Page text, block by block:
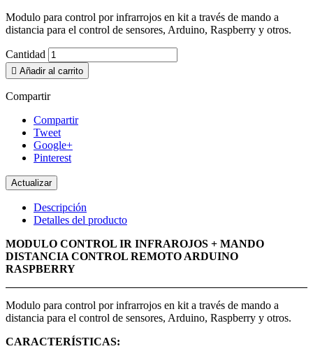
Modulo para control por infrarrojos en kit a través de mando a
distancia para el control de sensores, Arduino, Raspberry y otros.
Cantidad
 Añadir al carrito
Compartir
Compartir
Tweet
Google+
Pinterest
Descripción
Detalles del producto
MODULO CONTROL IR INFRAROJOS + MANDO
DISTANCIA CONTROL REMOTO ARDUINO
RASPBERRY
Modulo para control por infrarrojos en kit a través de mando a
distancia para el control de sensores, Arduino, Raspberry y otros.
CARACTERÍSTICAS: